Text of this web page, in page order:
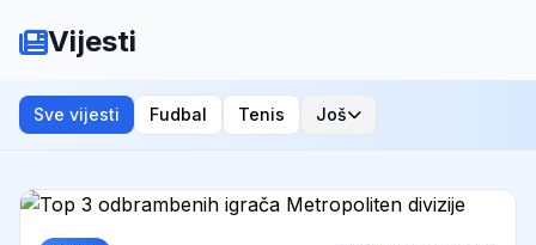
Vijesti
Sve vijesti Fudbal Tenis Još